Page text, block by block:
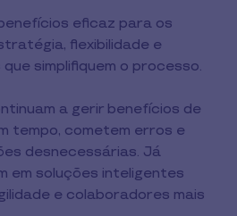
eficaz para os
flexibilidade e
simplifiquem o processo.
a gerir benefícios de
tempo, cometem erros e
desnecessárias. Já
em soluções inteligentes
e colaboradores mais